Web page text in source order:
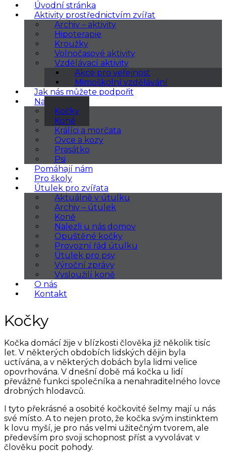
Úvodní stránka
Aktivity prostřednictvím zvířat
Archiv – aktivity
Hipoterapie
Kroužky
Volnočasové aktivity
Vzdělávací aktivity
Akce pro veřejnost
Mimoškolní vzdělávání
Jak nás můžete podpořit
Naše zvířata
Kočky
Koně
Králíci a morčata
Ovce a kozy
Prasátko
Psi
Pomáhají nám
Pro školy
Útulek pro zvířata
Aktuálně v útulku
Archiv – útulek
Koně
Nalezli u nás domov
Opuštěné kočky
Provozní řád útulku
Útulek pro psy
Výroční zprávy
Vysloužilí koně
O nás
Kontakt
Kočky
Kočka domácí žije v blízkosti člověka již několik tisíc
let. V některých obdobích lidských dějin byla
uctívána, a v některých dobách byla lidmi velice
opovrhována. V dnešní době má kočka u lidí
převážně funkci společníka a nenahraditelného lovce
drobných hlodavců.
I tyto překrásné a osobité kočkovité šelmy mají u nás
své místo. A to nejen proto, že kočka svým instinktem
k lovu myší, je pro nás velmi užitečným tvorem, ale
především pro svoji schopnost příst a vyvolávat v
člověku pocit pohody.